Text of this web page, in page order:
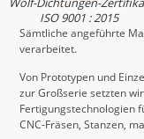
ISO 9001 : 2015
Sämtliche angeführte
verarbeitet.
Von Prototypen und
zur Großserie setzten
Fertigungstechnologien
CNC-Fräsen, Stanzen,